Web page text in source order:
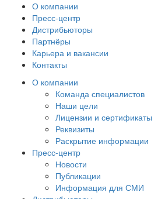
О компании
Пресс-центр
Дистрибьюторы
Партнёры
Карьера и вакансии
Контакты
О компании
Команда специалистов
Наши цели
Лицензии и сертификаты
Реквизиты
Раскрытие информации
Пресс-центр
Новости
Публикации
Информация для СМИ